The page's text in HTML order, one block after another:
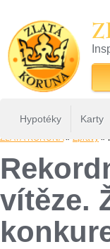
22
Hypotéky Karty
ZLATÁ KORUNA» Zprávy »
vítěze.